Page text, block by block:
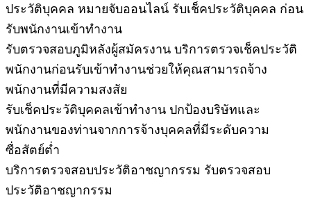
ประวัติบุคคล หมายจับออนไลน์ รับเช็คประวัติบุคคล ก่อน
รับพนักงานเข้าทำงาน
รับตรวจสอบภูมิหลังผู้สมัครงาน บริการตรวจเช็คประวัติ
พนักงานก่อนรับเข้าทำงานช่วยให้คุณสามารถจ้าง
พนักงานที่มีความสงสัย
รับเช็คประวัติบุคคลเข้าทำงาน ปกป้องบริษัทและ
พนักงานของท่านจากการจ้างบุคคลที่มีระดับความ
ซื่อสัตย์ต่ำ
บริการตรวจสอบประวัติอาชญากรรม รับตรวจสอบ
ประวัติอาชญากรรม